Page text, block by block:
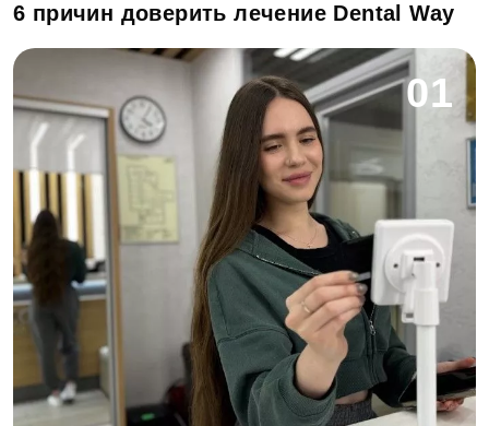
6 причин доверить лечение Dental Way
01